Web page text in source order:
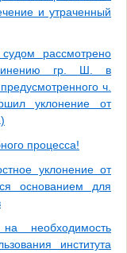
и утраченный
рассмотрено
гр. Ш. в
ч.
уклонение от
процесса!
уклонение от
основанием для
необходимость
института